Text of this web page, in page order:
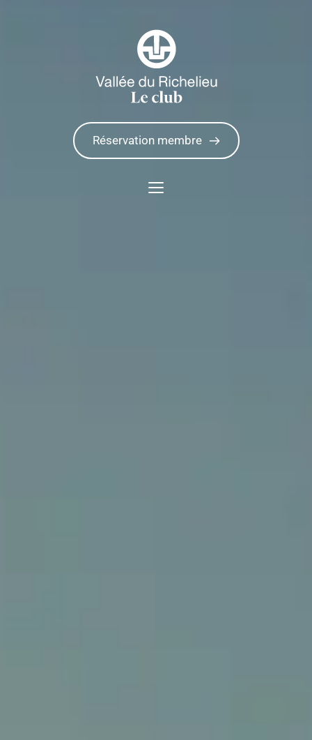
Réservation membre